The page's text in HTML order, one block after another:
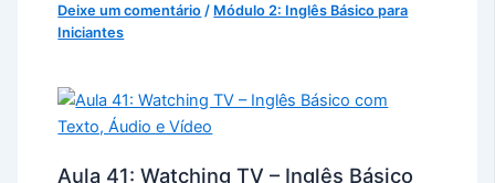
Deixe um comentário / Módulo 2: Inglês Básico para
Iniciantes
Aula 41: Watching TV – Inglês Básico